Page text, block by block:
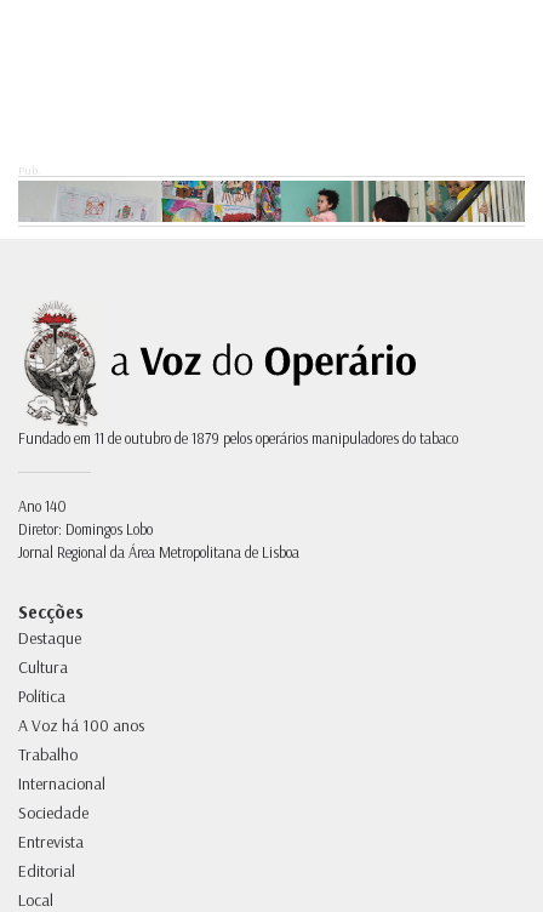
Pub.
Fundado em 11 de outubro de 1879 pelos operários manipuladores do tabaco
Ano 140
Diretor: Domingos Lobo
Jornal Regional da Área Metropolitana de Lisboa
Secções
Destaque
Cultura
Política
A Voz há 100 anos
Trabalho
Internacional
Sociedade
Entrevista
Editorial
Local